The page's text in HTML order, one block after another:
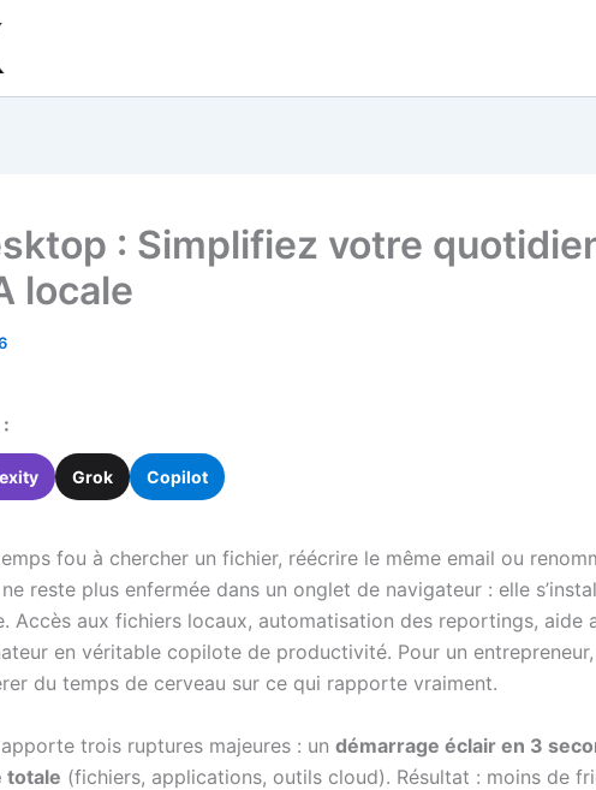
: Simplifiez votre
locale
Grok Copilot
fou à chercher un fichier, réécrire le même email ou
ne reste plus enfermée dans un onglet de navigateur : elle
Accès aux fichiers locaux, automatisation des reportings,
en véritable copilote de productivité. Pour un
du temps de cerveau sur ce qui rapporte vraiment.
trois ruptures majeures : un démarrage éclair en 3
totale (fichiers, applications, outils cloud). Résultat : moins de